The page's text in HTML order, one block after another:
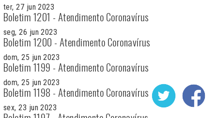
ter, 27 jun 2023
Boletim 1201 - Atendimento Coronavírus
seg, 26 jun 2023
Boletim 1200 - Atendimento Coronavírus
dom, 25 jun 2023
Boletim 1199 - Atendimento Coronavírus
dom, 25 jun 2023
Boletim 1198 - Atendimento Coronavírus
sex, 23 jun 2023